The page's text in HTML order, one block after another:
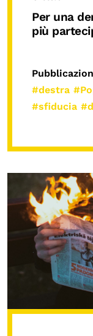
Per una
più
#destra
#sfiducia